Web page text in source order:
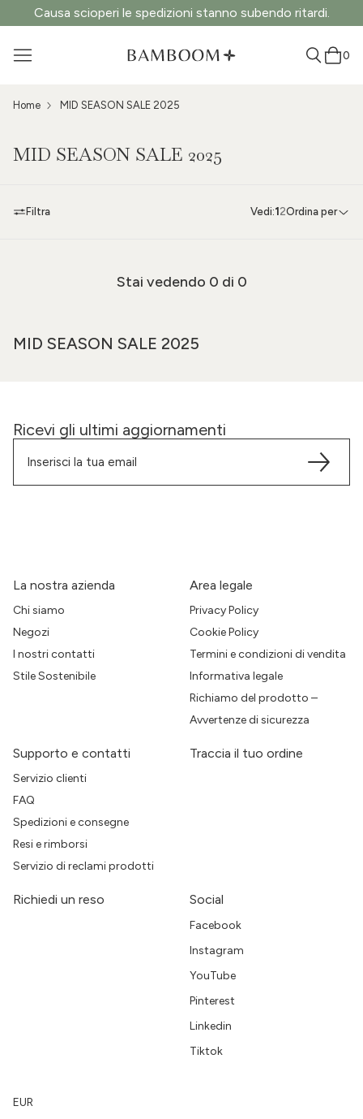
Causa scioperi le spedizioni stanno subendo ritardi.
0
Home MID SEASON SALE 2025
MID SEASON SALE 2025
Filtra Vedi:1 2Ordina per
Stai vedendo 0 di 0
MID SEASON SALE 2025
Ricevi gli ultimi aggiornamenti
La nostra azienda
Chi siamo
Negozi
I nostri contatti
Stile Sostenibile
Area legale
Privacy Policy
Cookie Policy
Termini e condizioni di vendita
Informativa legale
Richiamo del prodotto –
Avvertenze di sicurezza
Supporto e contatti
Servizio clienti
FAQ
Spedizioni e consegne
Resi e rimborsi
Servizio di reclami prodotti
Traccia il tuo ordine
Richiedi un reso Social
Facebook
Instagram
YouTube
Pinterest
Linkedin
Tiktok
EUR